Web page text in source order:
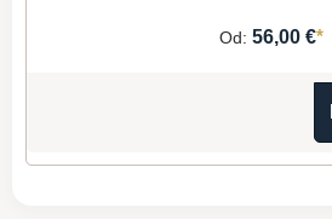
Od: 56,00 €*